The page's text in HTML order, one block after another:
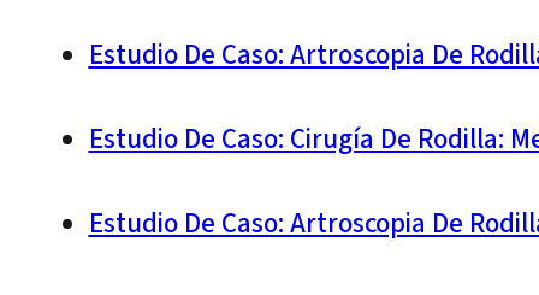
Estudio De Caso: Artroscopia De
Estudio De Caso: Cirugía De Rodilla:
Estudio De Caso: Artroscopia De